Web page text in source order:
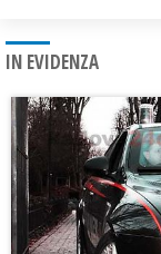
IN EVIDENZA